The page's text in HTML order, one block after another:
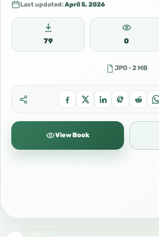
Last updated:April 5, 2026
79 0
JPG · 2 MB
View Book